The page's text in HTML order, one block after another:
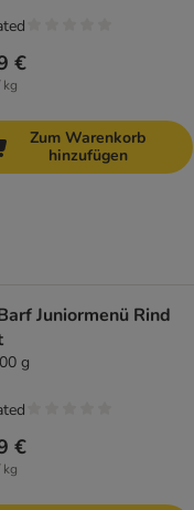
€
kg
Zum Warenkorb
hinzufügen
Juniormenü Rind
g
€
kg